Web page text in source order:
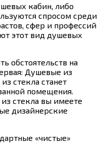
кабин, либо
спросом среди
сфер и профессий
этот вид душевых
обстоятельств на
Душевые из
стекла станет
помещения.
стекла вы имеете
дизайнерские
«чистые»